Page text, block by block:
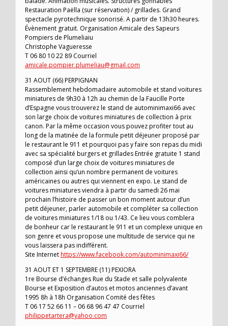
Restauration Paëlla (sur réservation) / grillades. Grand
spectacle pyrotechnique sonorisé. A partir de 13h30 heures.
Évènement gratuit. Organisation Amicale des Sapeurs
Pompiers de Plumeliaiu
Christophe Vagueresse
T 06 80 10 22 89 Courriel
amicale.pompier.plumeliau@gmail.com
31 AOUT (66) PERPIGNAN
Rassemblement hebdomadaire automobile et stand voitures
miniatures de 9h30 à 12h au chemin de la Faucille Porte
d’Espagne vous trouverez le stand de autominimaxi66 avec
son large choix de voitures miniatures de collection à prix
canon. Par la même occasion vous pouvez profiter tout au
long de la matinée de la formule petit déjeuner proposé par
le restaurant le 911 et pourquoi pas y faire son repas du midi
avec sa spécialité burgers et grillades Entrée gratuite 1 stand
composé d’un large choix de voitures miniatures de
collection ainsi qu’un nombre permanent de voitures
américaines ou autres qui viennent en expo. Le stand de
voitures miniatures viendra à partir du samedi 26 mai
prochain l’histoire de passer un bon moment autour d’un
petit déjeuner, parler automobile et compléter sa collection
de voitures miniatures 1/18 ou 1/43. Ce lieu vous comblera
de bonheur car le restaurant le 911 et un complexe unique en
son genre et vous propose une multitude de service qui ne
vous laissera pas indifférent.
Site Internethttps://www.facebook.com/autominimaxi66/
31 AOUT ET 1 SEPTEMBRE (11) PEXIORA
1re Bourse d’échanges Rue du Stade et salle polyvalente
Bourse et Exposition d’autos et motos anciennes d’avant
1995 8h à 18h Organisation Comité des fêtes
T 06 17 52 66 11 – 06 68 96 47 47 Courriel
philippetartera@yahoo.com